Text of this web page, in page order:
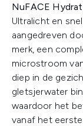
NuFACE
Ultralicht en
aangedreven
merk, een
microstroom
diep in de
gletsjerwater
waardoor het
vanaf het